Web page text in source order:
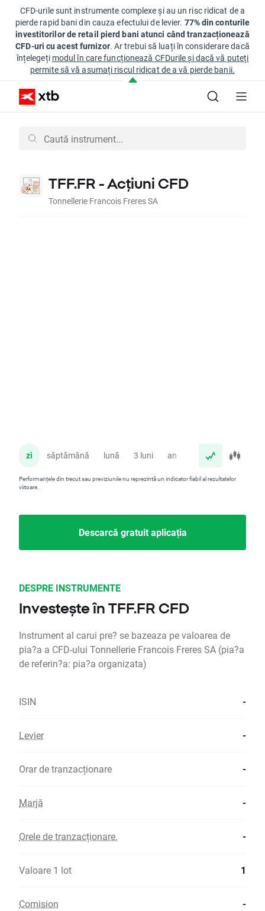
CFD-urile sunt instrumente complexe și au un risc ridicat de a
pierde rapid bani din cauza efectului de levier. 77% din conturile
investitorilor de retail pierd bani atunci când tranzacționează
CFD-uri cu acest furnizor. Ar trebui să luați în considerare dacă
înțelegeți modul în care funcționează CFDurile și dacă vă puteți
permite să vă asumați riscul ridicat de a vă pierde banii.
TFF.FR - Acțiuni CFD
Tonnellerie Francois Freres SA
zi săptămână lună 3 luni an
Performanțele din trecut sau previziunile nu reprezintă un indicator fiabil al rezultatelor
viitoare.
Descarcă gratuit aplicația
DESPRE INSTRUMENTE
Investește în TFF.FR CFD
Instrument al carui pre? se bazeaza pe valoarea de
pia?a a CFD-ului Tonnellerie Francois Freres SA (pia?a
de referin?a: pia?a organizata)
ISIN -
Levier -
Orar de tranzacționare -
Marjă -
Orele de tranzacționare. -
Valoare 1 lot 1
Comision -